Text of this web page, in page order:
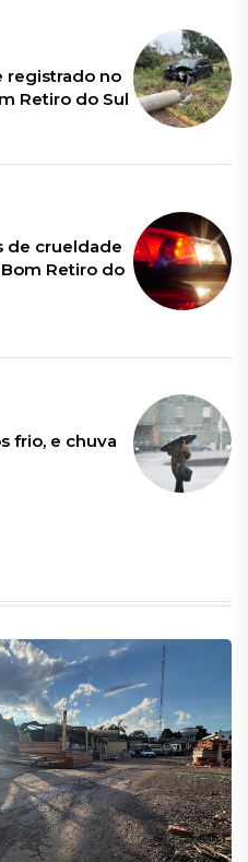
registrado no
Retiro do Sul
de crueldade
Retiro do
frio, e chuva